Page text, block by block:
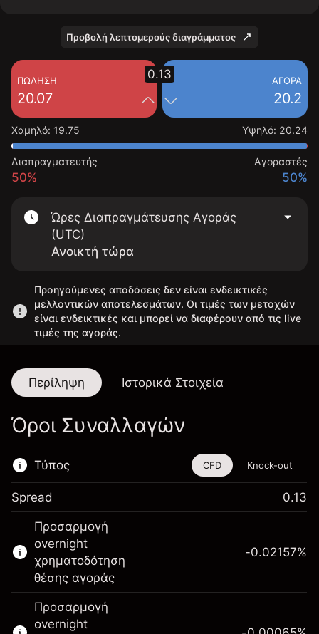
Προβολή λεπτομερούς διαγράμματος
ΠΏΛΗΣΗ
20.07
ΑΓΟΡΆ
20.2
0.13
Χαμηλό: 19.75 Υψηλό: 20.24
Διαπραγματευτής
50%
Αγοραστές
50%
Ώρες Διαπραγμάτευσης Αγοράς
(UTC)
Ανοικτή τώρα
Προηγούμενες αποδόσεις δεν είναι ενδεικτικές
μελλοντικών αποτελεσμάτων. Οι τιμές των μετοχών
είναι ενδεικτικές και μπορεί να διαφέρουν από τις live
τιμές της αγοράς.
Περίληψη Ιστορικά Στοιχεία
Όροι Συναλλαγών
Τύπος
Αυτό το χρηματοοικονομικό εργαλείο είναι
διαθέσιμο για διαπραγμάτευση μέσω CFDs
και Knock-outs.
Μάθετε περισσότερα σχετικά με:
CFDs
Knock-outs
CFD Knock-out
Spread 0.13
Προσαρμογή
overnight
χρηματοδότηση
θέσης αγοράς
-0.02157%
Προσαρμογή
overnight